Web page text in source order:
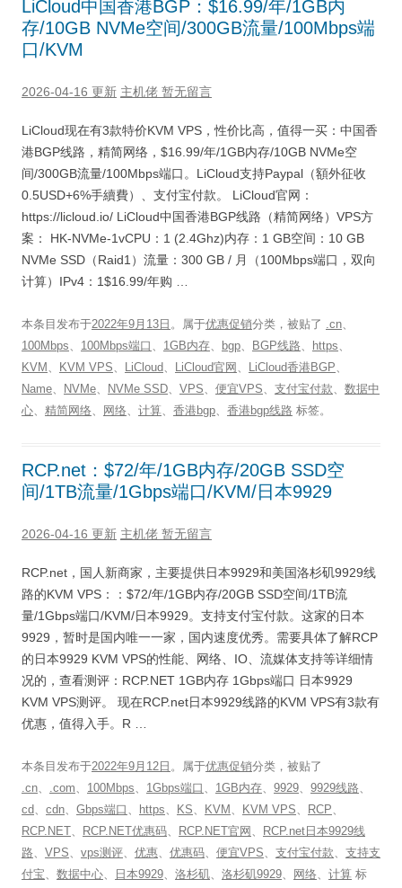
LiCloud中国香港BGP：$16.99/年/1GB内
存/10GB NVMe空间/300GB流量/100Mbps端
口/KVM
2026-04-16 更新 主机佬 暂无留言
LiCloud现在有3款特价KVM VPS，性价比高，值得一买：中国香
港BGP线路，精简网络，$16.99/年/1GB内存/10GB NVMe空
间/300GB流量/100Mbps端口。LiCloud支持Paypal（額外征收
0.5USD+6%手續費）、支付宝付款。 LiCloud官网：
https://licloud.io/ LiCloud中国香港BGP线路（精简网络）VPS方
案： HK-NVMe-1vCPU：1 (2.4Ghz)内存：1 GB空间：10 GB
NVMe SSD（Raid1）流量：300 GB / 月（100Mbps端口，双向
计算）IPv4：1$16.99/年购 …
本条目发布于2022年9月13日 。属于优惠促销分类，被贴了 .cn、
100Mbps、 100Mbps端口 、 1GB内存、 bgp、 BGP线路、 https、
KVM 、 KVM VPS、 LiCloud、 LiCloud官网 、 LiCloud香港BGP、
Name、 NVMe、 NVMe SSD、 VPS、 便宜VPS、 支付宝付款、 数据中
心、 精简网络、 网络、 计算、 香港bgp、 香港bgp线路 标签。
RCP.net：$72/年/1GB内存/20GB SSD空
间/1TB流量/1Gbps端口/KVM/日本9929
2026-04-16 更新 主机佬 暂无留言
RCP.net，国人新商家，主要提供日本9929和美国洛杉矶9929线
路的KVM VPS：：$72/年/1GB内存/20GB SSD空间/1TB流
量/1Gbps端口/KVM/日本9929。支持支付宝付款。这家的日本
9929，暂时是国内唯一一家，国内速度优秀。需要具体了解RCP
的日本9929 KVM VPS的性能、网络、IO、流媒体支持等详细情
况的，查看测评：RCP.NET 1GB内存 1Gbps端口 日本9929
KVM VPS测评。 现在RCP.net日本9929线路的KVM VPS有3款有
优惠，值得入手。R …
本条目发布于2022年9月12日 。属于优惠促销分类，被贴了
.cn、 .com、 100Mbps、 1Gbps端口 、 1GB内存、 9929、 9929线路、
cd、 cdn、 Gbps端口 、 https、 KS、 KVM 、 KVM VPS、 RCP、
RCP.NET、 RCP.NET优惠码、 RCP.NET官网 、
RCP.net日本9929线
路、 VPS、 vps测评、 优惠、 优惠码、 便宜VPS、 支付宝付款、 支持支
付宝、 数据中心、 日本9929、 洛杉矶、 洛杉矶9929、 网络、 计算 标